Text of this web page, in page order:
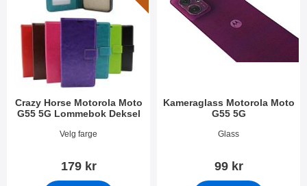
Crazy Horse Motorola Moto
G55 5G Lommebok Deksel
Varenummer 51828
Velg farge
179 kr
Kameraglass Motorola Moto
G55 5G
Varenummer 51825
Glass
99 kr